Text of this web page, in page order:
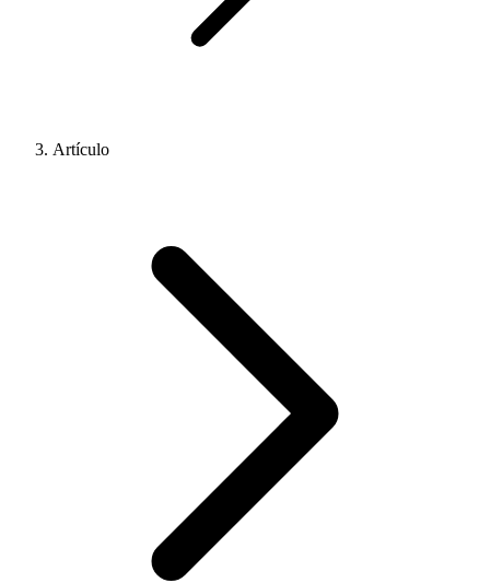
Artículo